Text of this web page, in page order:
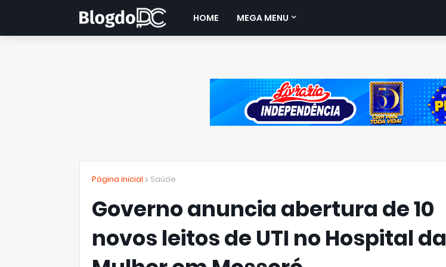
HOME MEGA MENU
Página inicial Saúde
Governo anuncia abertura de 10
novos leitos de UTI no Hospital da